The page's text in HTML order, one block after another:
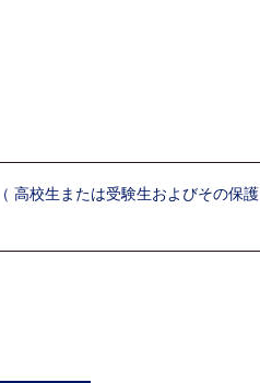
高校生または受験生およびその保護